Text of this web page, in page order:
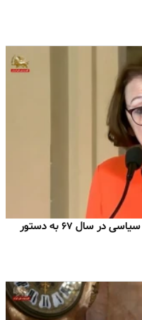
دومینیک آتیاس: بیش از ۳۰ هزار زندانی سیاسی در سال ۶۷ به دستور